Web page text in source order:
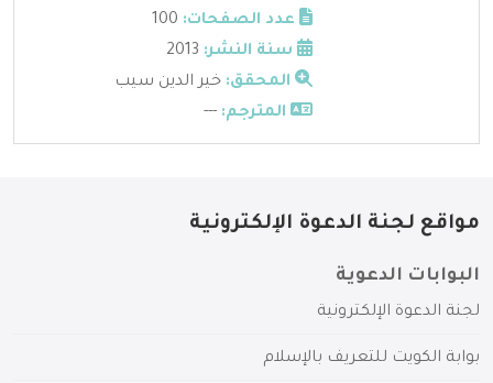
عدد الصفحات:
سنة النشر:
المحقق: خير الدين سيب
المترجم: ---
مواقع لجنة الدعوة الإلكترونية
البوابات الدعوية
لجنة الدعوة الإلكترونية
بوابة الكويت للتعريف بالإسلام